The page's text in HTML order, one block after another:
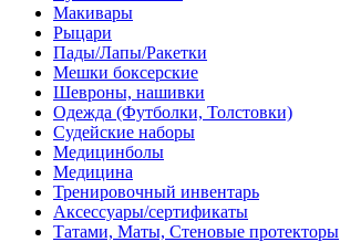
Макивары
Рыцари
Пады/Лапы/Ракетки
Мешки боксерские
Шевроны, нашивки
Одежда (Футболки, Толстовки)
Судейские наборы
Медицинболы
Медицина
Тренировочный инвентарь
Аксессуары/сертификаты
Татами, Маты, Стеновые протекторы